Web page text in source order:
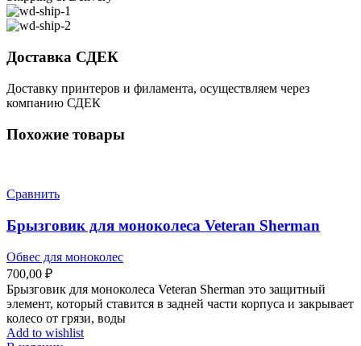
Доставка СДЕК
Доставку принтеров и филамента, осуществляем через
компанию СДЕК
Похожие товары
Сравнить
Брызговик для моноколеса Veteran Sherman
Обвес для моноколес
700,00 ₽
Брызговик для моноколеса Veteran Sherman это защитный
элемент, который ставится в задней части корпуса и закрывает
колесо от грязи, воды
Add to wishlist